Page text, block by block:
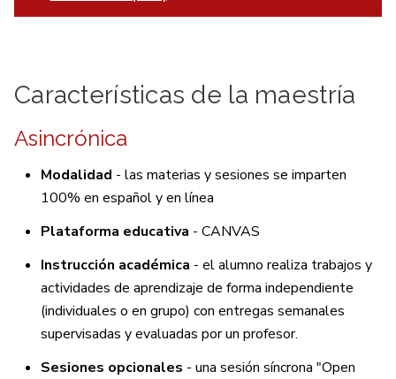
Características de la maestría
Asincrónica
Modalidad - las materias y sesiones se imparten
100% en español y en línea
Plataforma educativa - CANVAS
Instrucción académica - el alumno realiza trabajos y
actividades de aprendizaje de forma independiente
(individuales o en grupo) con entregas semanales
supervisadas y evaluadas por un profesor.
Sesiones opcionales - una sesión síncrona "Open